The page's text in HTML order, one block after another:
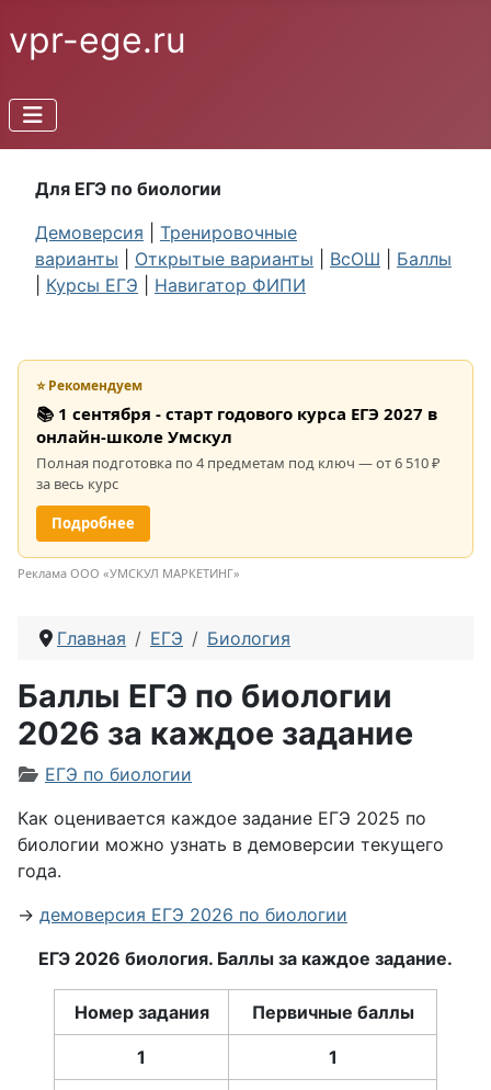
vpr-ege.ru
Для ЕГЭ по биологии
Демоверсия
Тренировочные
варианты
Открытые варианты ВсОШ
Баллы
Курсы ЕГЭ Навигатор ФИПИ
⭐ Рекомендуем
📚 1 сентября - старт годового курса ЕГЭ 2027 в
онлайн-школе Умскул
Полная подготовка по 4 предметам под ключ — от 6 510 ₽
за весь курс
Подробнее
Реклама ООО «УМСКУЛ МАРКЕТИНГ»
Главная ЕГЭ Биология
Баллы ЕГЭ по биологии
2026 за каждое задание
Информация о материале
ЕГЭ по биологии
Как оценивается каждое задание ЕГЭ 2025 по
биологии можно узнать в демоверсии текущего
года.
→ демоверсия ЕГЭ 2026 по биологии
ЕГЭ 2026 биология. Баллы за каждое задание.
Номер задания Первичные баллы
1 1